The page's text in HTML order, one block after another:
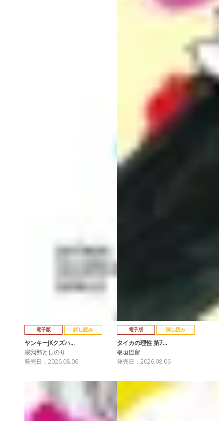
電子版 試し読み
ヤンキーJKクズハ…
宗我部としのり
発売日：2026.08.06
電子版 試し読み
タイカの理性 第7…
板垣巴留
発売日：2026.08.06